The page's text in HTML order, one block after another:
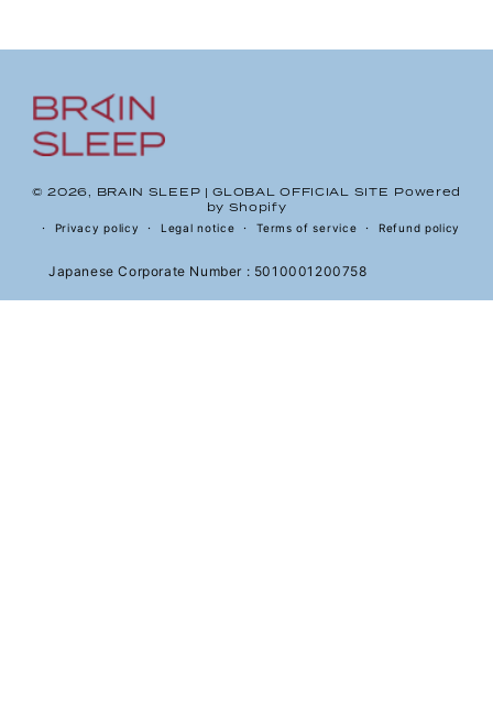
© 2026, BRAIN SLEEP | GLOBAL OFFICIAL SITE Powered
by Shopify
Privacy policy Legal notice Terms of service Refund policy
Japanese Corporate Number : 5010001200758